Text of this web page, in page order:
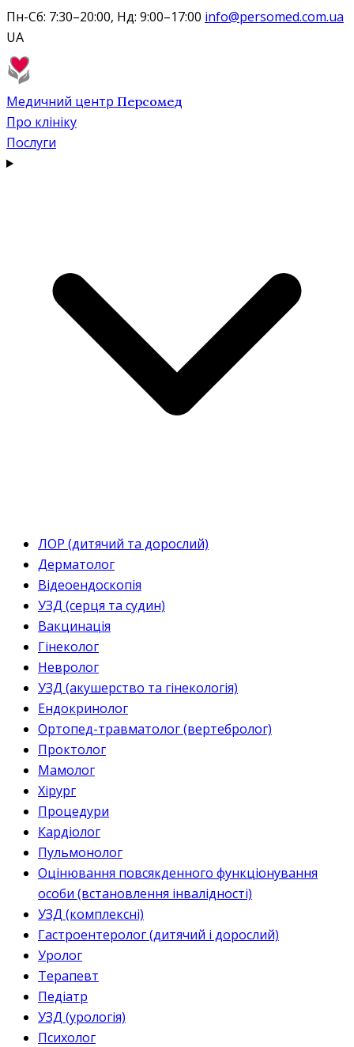
Пн-Сб: 7:30–20:00, Нд: 9:00–17:00 info@persomed.com.ua
UA
Медичний центр Персомед
Про клініку
Послуги
ЛОР (дитячий та дорослий)
Дерматолог
Відеоендоскопія
УЗД (серця та судин)
Вакцинація
Гінеколог
Невролог
УЗД (акушерство та гінекологія)
Ендокринолог
Ортопед-травматолог (вертебролог)
Проктолог
Мамолог
Хірург
Процедури
Кардіолог
Пульмонолог
Оцінювання повсякденного функціонування
особи (встановлення інвалідності)
УЗД (комплексні)
Гастроентеролог (дитячий і дорослий)
Уролог
Терапевт
Педіатр
УЗД (урологія)
Психолог